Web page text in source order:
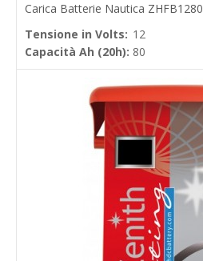
Carica Batterie Nautica ZHFB1280
Tensione in Volts: 12
Capacità Ah (20h): 80